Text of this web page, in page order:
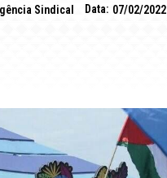
Sindical Data: 07/02/2022